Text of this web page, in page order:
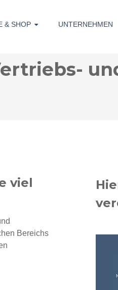
& SHOP UNTERNEHMEN
viel
Bereichs